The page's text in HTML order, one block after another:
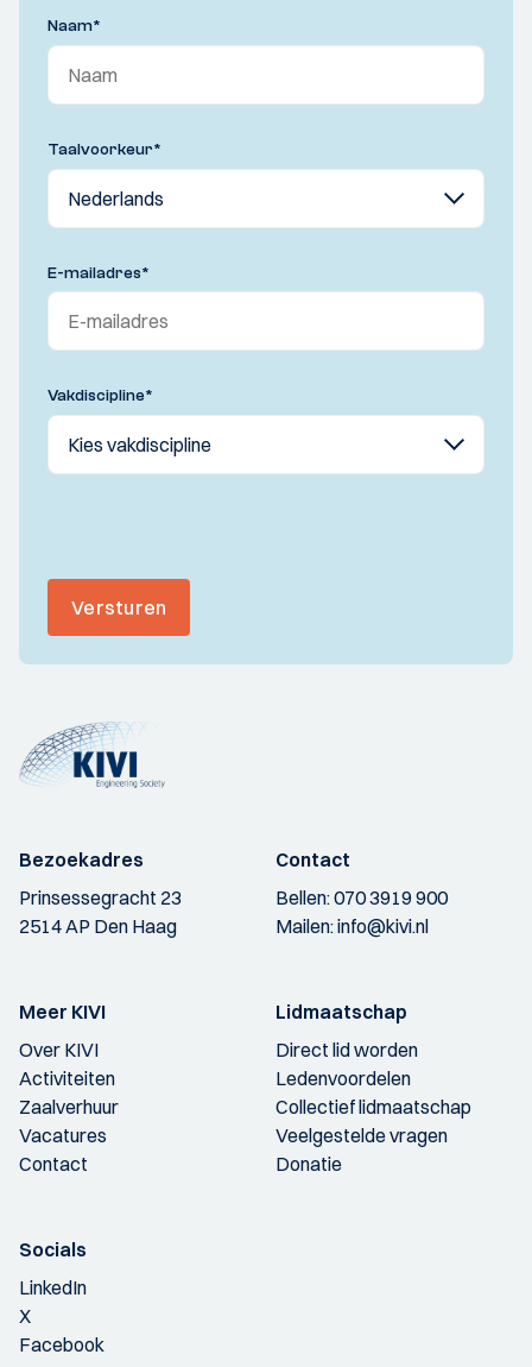
Naam*
Taalvoorkeur*
E-mailadres*
Vakdiscipline*
Versturen
Bezoekadres
Prinsessegracht 23
2514 AP Den Haag
Contact
Bellen:070 3919 900
Mailen:info@kivi.nl
Meer KIVI
Over KIVI
Activiteiten
Zaalverhuur
Vacatures
Contact
Lidmaatschap
Direct lid worden
Ledenvoordelen
Collectief lidmaatschap
Veelgestelde vragen
Donatie
Socials
LinkedIn
X
Facebook